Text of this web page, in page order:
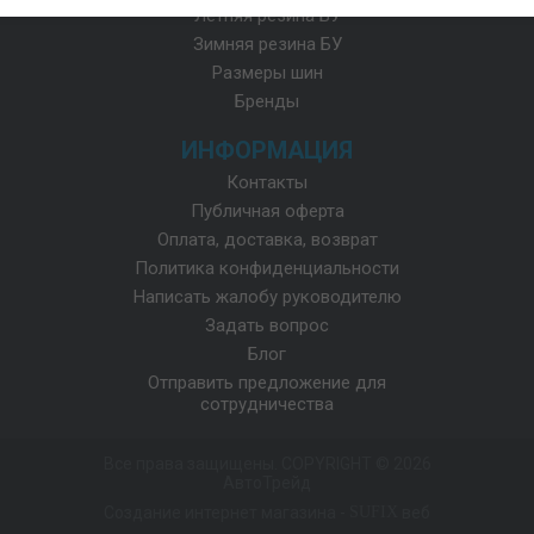
Летняя резина БУ
Зимняя резина БУ
Размеры шин
Бренды
ИНФОРМАЦИЯ
Контакты
Публичная оферта
Оплата, доставка, возврат
Политика конфиденциальности
Написать жалобу руководителю
Задать вопрос
Блог
Отправить предложение для
сотрудничества